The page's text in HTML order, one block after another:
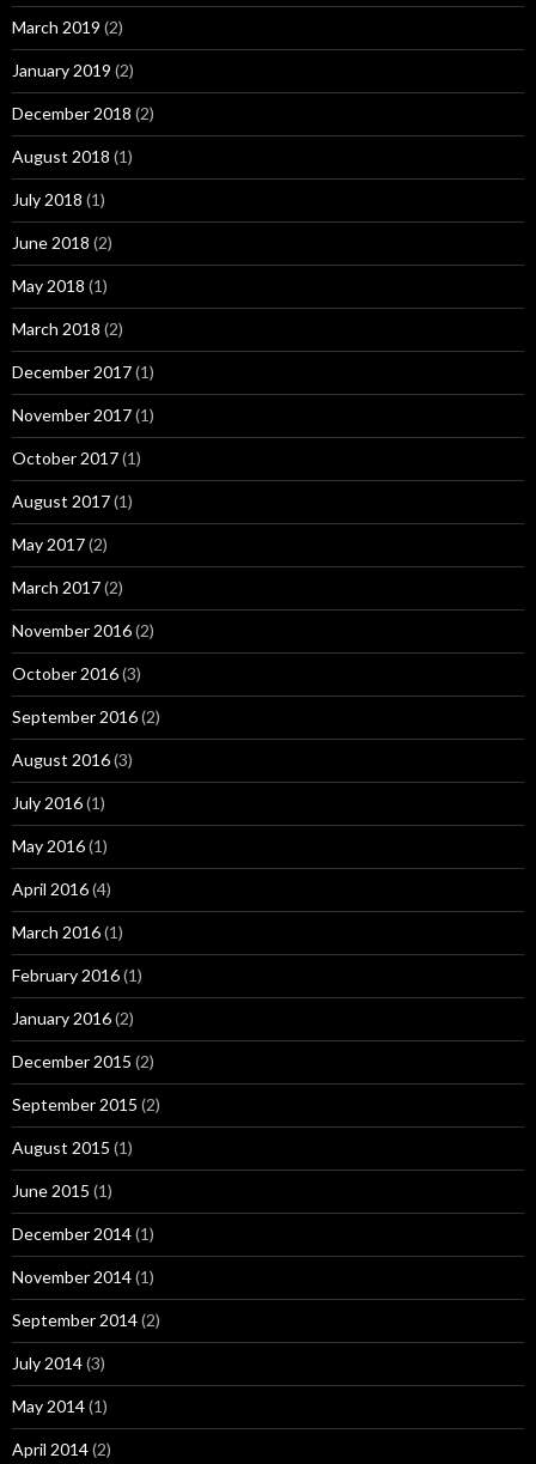
March 2019 (2)
January 2019 (2)
December 2018 (2)
August 2018 (1)
July 2018 (1)
June 2018 (2)
May 2018 (1)
March 2018 (2)
December 2017(1)
November 2017(1)
October 2017(1)
August 2017(1)
May 2017(2)
March 2017(2)
November 2016(2)
October 2016(3)
September 2016(2)
August 2016(3)
July 2016(1)
May 2016(1)
April 2016(4)
March 2016(1)
February 2016(1)
January 2016(2)
December 2015 (2)
September 2015 (2)
August 2015 (1)
June 2015 (1)
December 2014(1)
November 2014(1)
September 2014(2)
July 2014(3)
May 2014(1)
April 2014(2)